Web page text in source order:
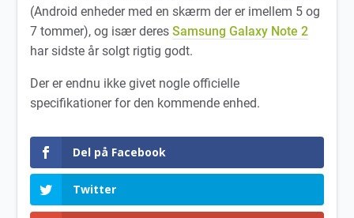
(Android enheder med en skærm der er imellem 5 og
7 tommer), og især deresSamsung Galaxy Note 2
har sidste år solgt rigtig godt.
Der er endnu ikke givet nogle officielle
specifikationer for den kommende enhed.
Del på Facebook
Twitter